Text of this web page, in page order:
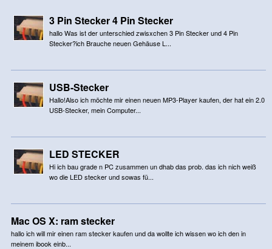
3 Pin Stecker 4 Pin Stecker
hallo Was ist der unterschied zwisxchen 3 Pin Stecker und 4 Pin
Stecker?ich Brauche neuen Gehäuse L...
USB-Stecker
Hallo!Also ich möchte mir einen neuen MP3-Player kaufen, der hat ein 2.0
USB-Stecker, mein Computer...
LED STECKER
Hi ich bau grade n PC zusammen un dhab das prob. das ich nich weiß
wo die LED stecker und sowas fü...
Mac OS X: ram stecker
hallo ich will mir einen ram stecker kaufen und da wollte ich wissen wo ich den in
meinem ibook einb...